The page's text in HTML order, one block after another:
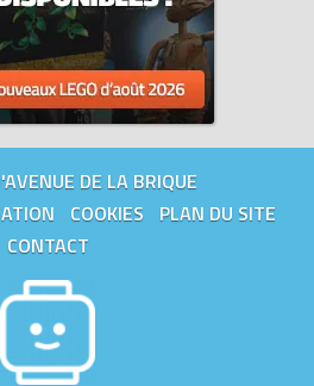
DE LA BRIQUE
COOKIES
PLAN DU SITE
CONTACT